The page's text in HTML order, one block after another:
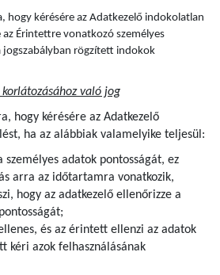
hogy kérésére az Adatkezelő indokolatlan
Érintettre vonatkozó személyes
rögzített indokok
való jog
hogy kérésére az Adatkezelő
ha az alábbiak valamelyike teljesül:
adatok pontosságát, ez
arra az időtartamra vonatkozik,
hogy az adatkezelő ellenőrizze a
és az érintett ellenzi az adatok
kéri azok felhasználásának